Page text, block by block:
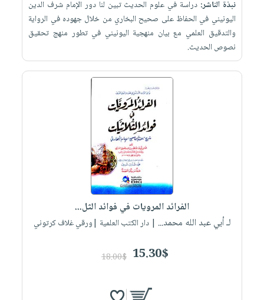
نبذة الناشر:دراسة في علوم الحديث تبين لنا دور الإمام شرف الدين
اليونيني في الحفاظ على صحيح البخاري من خلال جهوده في الرواية
والتدقيق العلمي مع بيان منهجية اليونيني في تطور منهج تحقيق
نصوص الحديث.
الفرائد المرويات في فوائد الثل...
لـ أبي عبد الله محمد... | دار الكتب العلمية |ورقي غلاف كرتوني
15.30$
18.00$